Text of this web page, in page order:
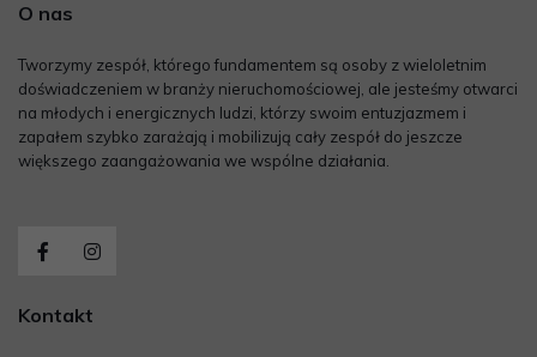
O nas
Tworzymy zespół, którego fundamentem są osoby z wieloletnim
doświadczeniem w branży nieruchomościowej, ale jesteśmy otwarci
na młodych i energicznych ludzi, którzy swoim entuzjazmem i
zapałem szybko zarażają i mobilizują cały zespół do jeszcze
większego zaangażowania we wspólne działania.
Kontakt